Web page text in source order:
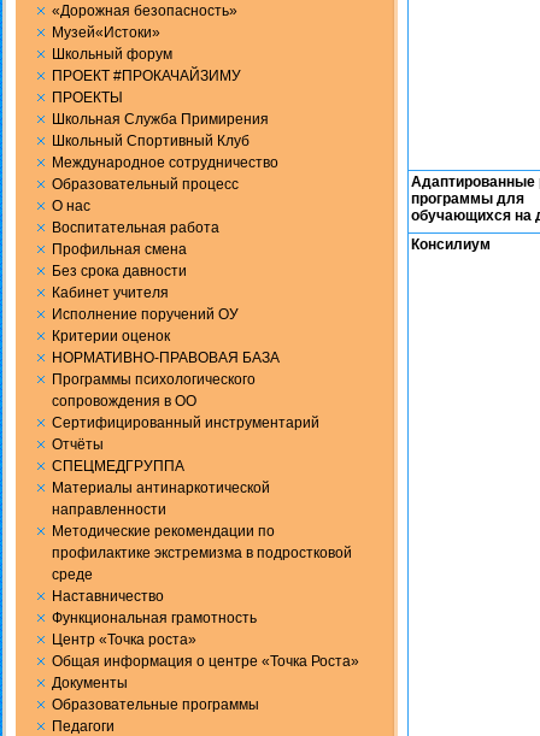
«Дорожная безопасность»
Музей«Истоки»
Школьный форум
ПРОЕКТ #ПРОКАЧАЙЗИМУ
ПРОЕКТЫ
Школьная Служба Примирения
Школьный Спортивный Клуб
Международное сотрудничество
Образовательный процесс
О нас
Воспитательная работа
Профильная смена
Без срока давности
Кабинет учителя
Исполнение поручений ОУ
Критерии оценок
НОРМАТИВНО-ПРАВОВАЯ БАЗА
Программы психологического
сопровождения в ОО
Сертифицированный инструментарий
Отчёты
СПЕЦМЕДГРУППА
Материалы антинаркотической
направленности
Методические рекомендации по
профилактике экстремизма в подростковой
среде
Наставничество
Функциональная грамотность
Центр «Точка роста»
Общая информация о центре «Точка Роста»
Документы
Образовательные программы
Педагоги
Адаптированные
программы для
обучающихся на
Консилиум